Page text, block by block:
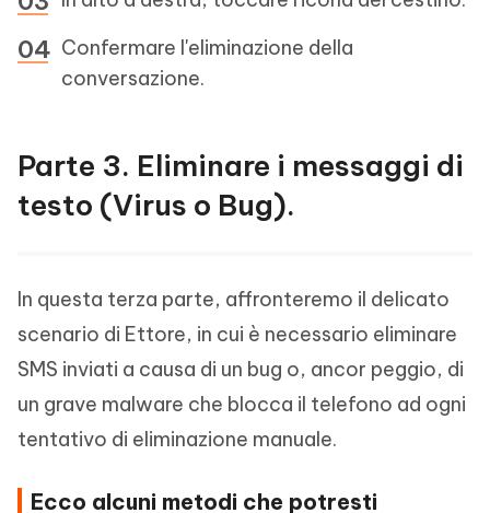
Confermare l'eliminazione della
conversazione.
Parte 3. Eliminare i messaggi di
testo (Virus o Bug).
In questa terza parte, affronteremo il delicato
scenario di Ettore, in cui è necessario eliminare
SMS inviati a causa di un bug o, ancor peggio, di
un grave malware che blocca il telefono ad ogni
tentativo di eliminazione manuale.
Ecco alcuni metodi che potresti